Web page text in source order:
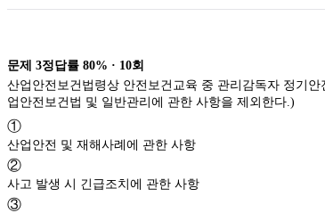
문제 3정답률 80% · 10회
산업안전보건법령상 안전보건교육 중 관리감독자 정기
업안전보건법 및 일반관리에 관한 사항을 제외한다.)
①
산업안전 및 재해사례에 관한 사항
②
사고 발생 시 긴급조치에 관한 사항
③